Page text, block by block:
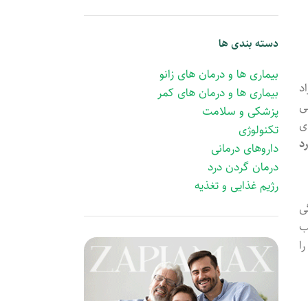
دسته بندی ها
بیماری ها و درمان های زانو
بیماری ها و درمان های کمر
پزشکی و سلامت
تکنولوژی
داروهای درمانی
درمان گردن درد
رژیم غذایی و تغذیه